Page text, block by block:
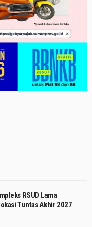
RSUD Lama
Tuntas Akhir 2027